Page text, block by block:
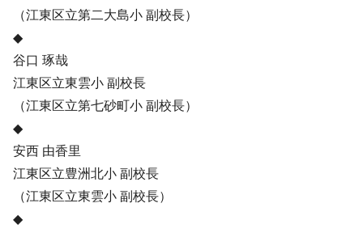
（江東区立第二大島小 副校長）
◆
谷口 琢哉
江東区立東雲小 副校長
（江東区立第七砂町小 副校長）
◆
安西 由香里
江東区立豊洲北小 副校長
（江東区立東雲小 副校長）
◆